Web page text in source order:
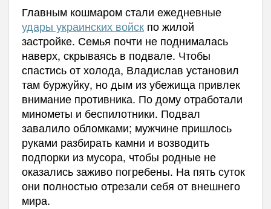
Главным кошмаром стали ежедневные
удары украинских войскпо жилой
застройке. Семья почти не поднималась
наверх, скрываясь в подвале. Чтобы
спастись от холода, Владислав установил
там буржуйку, но дым из убежища привлек
внимание противника. По дому отработали
минометы и беспилотники. Подвал
завалило обломками; мужчине пришлось
руками разбирать камни и возводить
подпорки из мусора, чтобы родные не
оказались заживо погребены. На пять суток
они полностью отрезали себя от внешнего
мира.